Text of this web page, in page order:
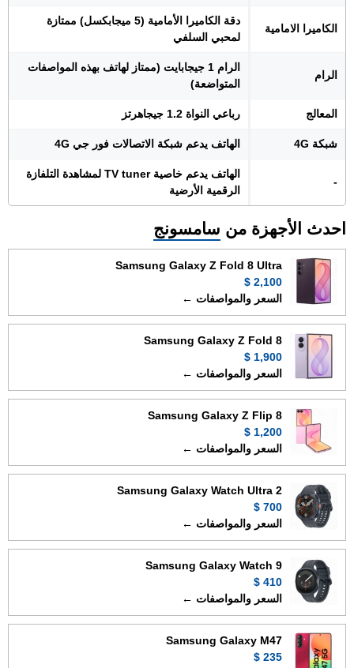
الكاميرا الامامية
دقة الكاميرا الأمامية (5 ميجابكسل) ممتازة
لمحبي السلفي
الرام
الرام 1 جيجابايت (ممتاز لهاتف بهذه المواصفات
المتواضعة)
المعالج رباعي النواة 1.2 جيجاهرتز
شبكة 4G الهاتف يدعم شبكة الاتصالات فور جي 4G
-
الهاتف يدعم خاصية TV tuner لمشاهدة التلفازة
الرقمية الأرضية
احدث الأجهزة من سامسونج
Samsung Galaxy Z Fold 8 Ultra
2,100 $
السعر والمواصفات ←
Samsung Galaxy Z Fold 8
1,900 $
السعر والمواصفات ←
Samsung Galaxy Z Flip 8
1,200 $
السعر والمواصفات ←
Samsung Galaxy Watch Ultra 2
700 $
السعر والمواصفات ←
Samsung Galaxy Watch 9
410 $
السعر والمواصفات ←
Samsung Galaxy M47
235 $